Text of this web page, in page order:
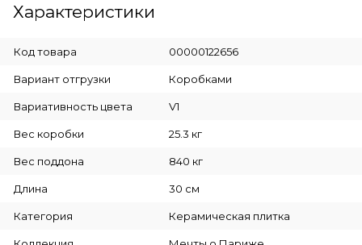
Характеристики
Код товара 00000122656
Вариант отгрузки Коробками
Вариативность цвета V1
Вес коробки 25.3 кг
Вес поддона 840 кг
Длина 30 см
Категория Керамическая плитка